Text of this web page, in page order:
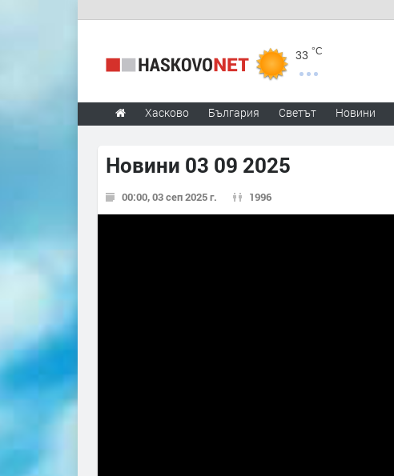
33 °C
Хасково България Светът Новини
Новини 03 09 2025
00:00, 03 сеп 2025 г. 1996